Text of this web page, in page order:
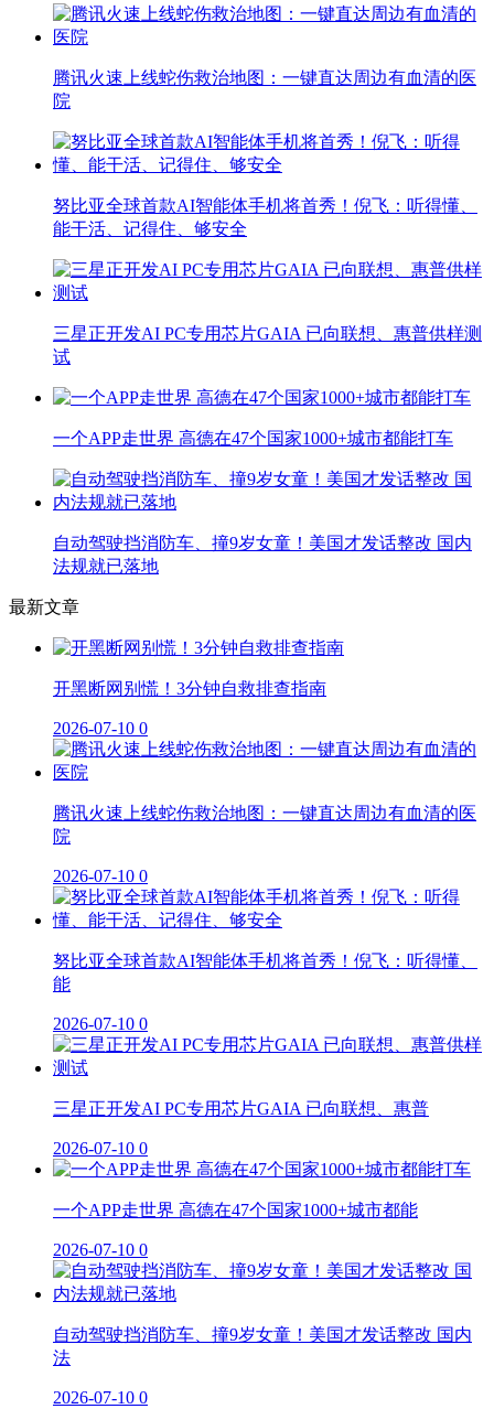
腾讯火速上线蛇伤救治地图：一键直达周边有血清的医
院
努比亚全球首款AI智能体手机将首秀！倪飞：听得懂、
能干活、记得住、够安全
三星正开发AI PC专用芯片GAIA 已向联想、惠普供样测
试
一个APP走世界 高德在47个国家1000+城市都能打车
自动驾驶挡消防车、撞9岁女童！美国才发话整改 国内
法规就已落地
最新文章
开黑断网别慌！3分钟自救排查指南
2026-07-10 0
腾讯火速上线蛇伤救治地图：一键直达周边有血清的医
院
2026-07-10 0
努比亚全球首款AI智能体手机将首秀！倪飞：听得懂、
能
2026-07-10 0
三星正开发AI PC专用芯片GAIA 已向联想、惠普
2026-07-10 0
一个APP走世界 高德在47个国家1000+城市都能
2026-07-10 0
自动驾驶挡消防车、撞9岁女童！美国才发话整改 国内
法
2026-07-10 0